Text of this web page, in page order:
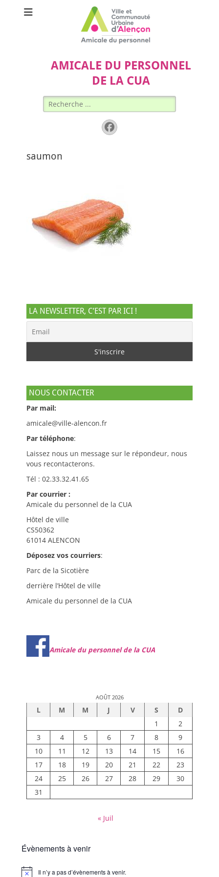
AMICALE DU PERSONNEL
DE LA CUA
Rechercher :
Facebook
saumon
LA NEWSLETTER, C’EST PAR ICI !
NOUS CONTACTER
Par mail:
amicale@ville-alencon.fr
Par téléphone:
Laissez nous un message sur le répondeur, nous
vous recontacterons.
Tél : 02.33.32.41.65
Par courrier :
Amicale du personnel de la CUA
Hôtel de ville
CS50362
61014 ALENCON
Déposez vos courriers:
Parc de la Sicotière
derrière l’Hôtel de ville
Amicale du personnel de la CUA
Amicale du personnel de la CUA
AOÛT 2026
L M M J V S
D
1
2
3
4 5 6 7 8
9
10
11 12 13 14 15
16
17
18 19 20 21 22
23
24
25 26 27 28 29
30
31
« Juil
Évènements à venir
Notice Il n’y a pas d’évènements à venir.